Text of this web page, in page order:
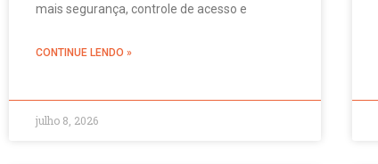
mais segurança, controle de acesso e
CONTINUE LENDO »
julho 8, 2026